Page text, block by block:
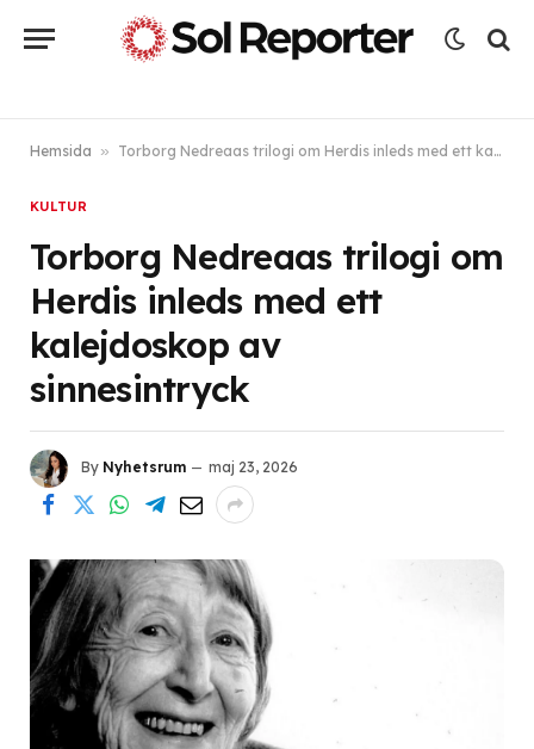
Hemsida » Torborg Nedreaas trilogi om Herdis inleds med ett kalejdoskop av sinnesintryck
KULTUR
Torborg Nedreaas trilogi om
Herdis inleds med ett
kalejdoskop av
sinnesintryck
By Nyhetsrum maj 23, 2026